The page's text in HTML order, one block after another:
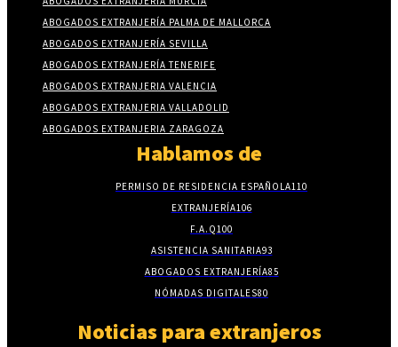
ABOGADOS EXTRANJERÍA PALMA DE MALLORCA
ABOGADOS EXTRANJERÍA SEVILLA
ABOGADOS EXTRANJERÍA TENERIFE
ABOGADOS EXTRANJERIA VALENCIA
ABOGADOS EXTRANJERIA VALLADOLID
ABOGADOS EXTRANJERIA ZARAGOZA
Hablamos de
PERMISO DE RESIDENCIA ESPAÑOLA110
EXTRANJERÍA106
F.A.Q100
ASISTENCIA SANITARIA93
ABOGADOS EXTRANJERÍA85
NÓMADAS DIGITALES80
Noticias para extranjeros